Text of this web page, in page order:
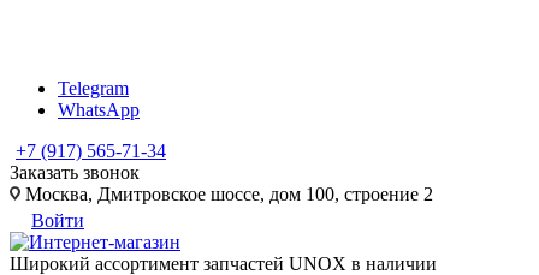
Telegram
WhatsApp
+7 (917) 565-71-34
Заказать звонок
Москва, Дмитровское шоссе, дом 100, строение 2
Войти
Широкий ассортимент запчастей UNOX в наличии